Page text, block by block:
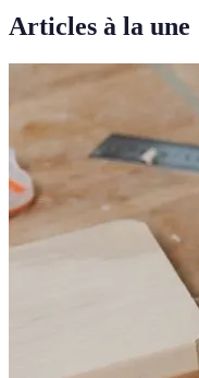
Articles à la une